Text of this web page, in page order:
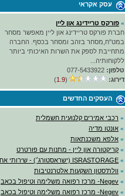
עסק אקראי
» פורקס טריידינג און ליין
חברת פורקס טריידינג און ליין מאפשר מסחר
במט"ח,מסחר בזהב ומסחר בכסף. החברה
מתחייבת לספק את השרות האיכותי ביותר
ללקוחותיה...
טלפון: 077-5433922
דירוג:
(
1.9
)
העסקים החדשים
» רכבי אמירים קלנועית חשמלית
» אונטו מדיה
» אלפא משכנתאות
» קריקטורה און ליין - מתנות עם פורטרט
» ISRASTORAGE (ישראסטורג׳) - שירותי אחסנה
» וולת'סטון השקעות אלטרנטיבות
» Negev- מרכז רפואה משלימה וטיפול בכאב
» Negev- מרכז רפואה משלימה וטיפול בכאב